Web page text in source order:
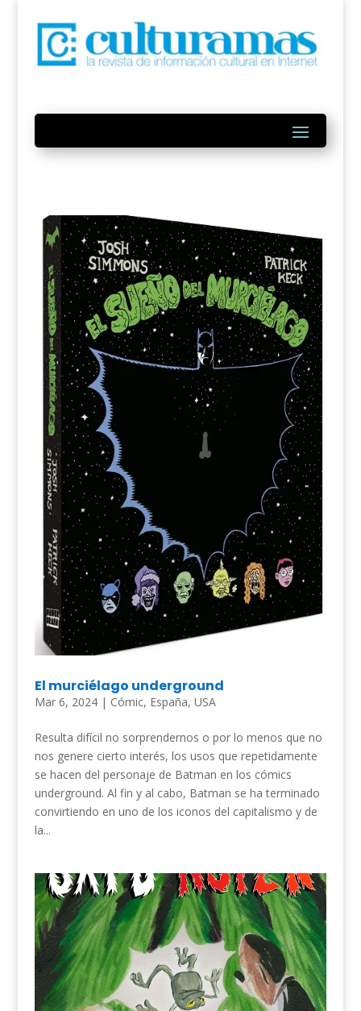
El murciélago underground
Mar 6, 2024| Cómic, España, USA
Resulta difícil no sorprendernos o por lo menos que no
nos genere cierto interés, los usos que repetidamente
se hacen del personaje de Batman en los cómics
underground. Al fin y al cabo, Batman se ha terminado
convirtiendo en uno de los iconos del capitalismo y de
la...